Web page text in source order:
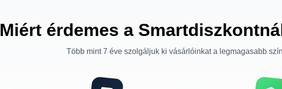
Miért érdemes a
Több mint 7 éve szolgáljuk ki vásárlóinkat a legmagasabb